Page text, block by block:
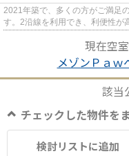
2021年築で、多くの方がご満足
す。2沿線を利用でき、利便性が
現在空
メゾンＰａｗ
該当
チェックした物件を
検討リストに追加